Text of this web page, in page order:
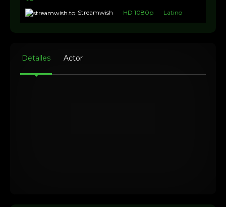
Streamwish
HD 1080p Latino
Detalles Actor